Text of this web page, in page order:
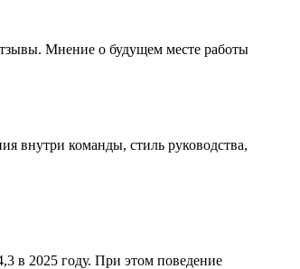
Мнение о будущем месте работы
внутри команды, стиль руководства,
в 2025 году. При этом поведение